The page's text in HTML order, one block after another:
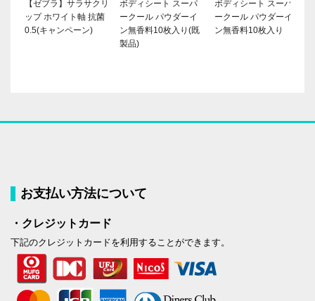
【ゼブラ】サラサクリ
ップ ホワイト軸 抗菌
0.5(キャンペーン)
ボディシート スーパ
ークール パウダーイ
ン無香料10枚入り(既
製品)
ボディシート スーパ
ークール パウダーイ
ン無香料10枚入り
お支払い方法について
・クレジットカード
下記のクレジットカードを利用することができます。